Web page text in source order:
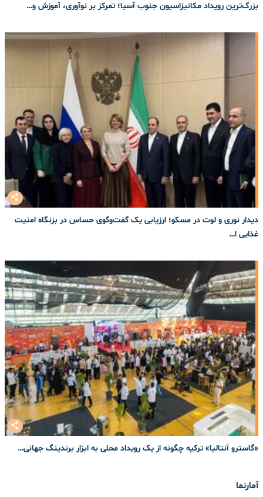
بزرگ‌ترین رویداد مکانیزاسیون جنوب آسیا؛ تمرکز بر نوآوری، آموزش و…
دیدار نوری و لوت در مسکو؛ ارزیابی یک گفت‌وگوی حساس در بزنگاه امنیت
غذایی ا…
«گاسترو آنتالیا» ترکیه چگونه از یک رویداد محلی به ابزار برندینگ جهانی…
آمارنما